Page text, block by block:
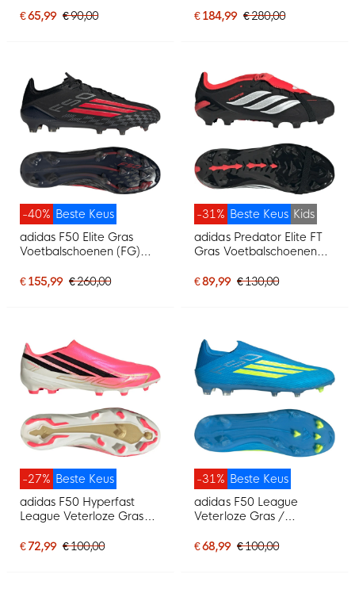
Felroze Zwart Goud Wit
€ 65,99 € 90,00
€ 184,99 € 280,00
Beste Keus
-40%
adidas F50 Elite Gras
Voetbalschoenen (FG)
€ 155,99 € 260,00
Beste Keus
-31%
Kids
adidas Predator Elite FT
Gras Voetbalschoenen
€ 89,99 € 130,00
Beste Keus
-27%
adidas F50 Hyperfast
League Veterloze Gras
Felroze Zwart Goud Wit
€ 72,99 € 100,00
Beste Keus
-31%
adidas F50 League
Veterloze Gras /
Voetbalschoenen (MG)
€ 68,99 € 100,00